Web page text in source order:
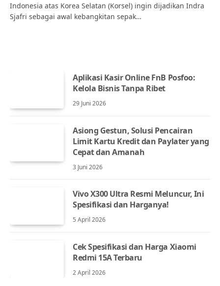
Indonesia atas Korea Selatan (Korsel) ingin dijadikan Indra
Sjafri sebagai awal kebangkitan sepak…
Aplikasi Kasir Online FnB Posfoo:
Kelola Bisnis Tanpa Ribet
29 Juni 2026
Asiong Gestun, Solusi Pencairan
Limit Kartu Kredit dan Paylater yang
Cepat dan Amanah
3 Juni 2026
Vivo X300 Ultra Resmi Meluncur, Ini
Spesifikasi dan Harganya!
5 April 2026
Cek Spesifikasi dan Harga Xiaomi
Redmi 15A Terbaru
2 April 2026